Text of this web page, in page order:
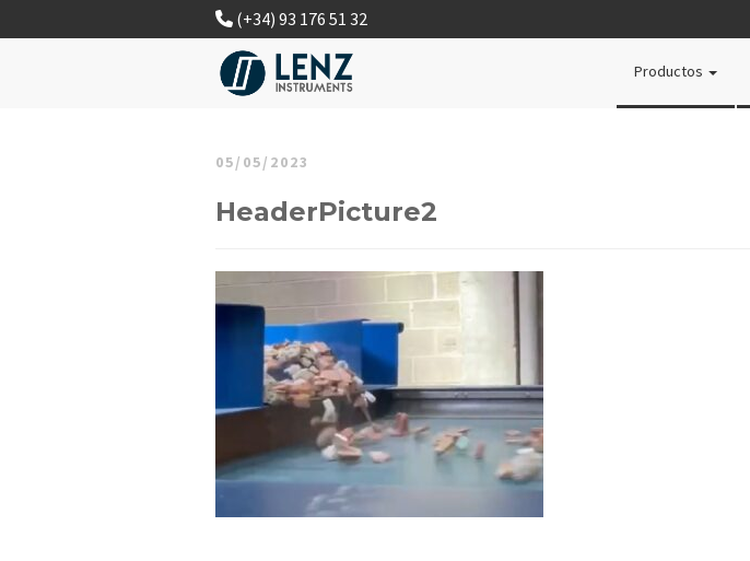
(+34) 93 176 51 32
Productos
05/05/2023
HeaderPicture2